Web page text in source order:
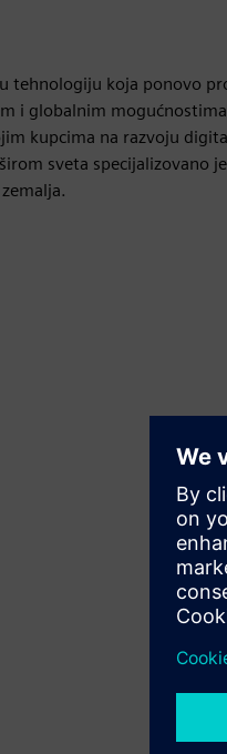
tehnologiju koja ponovo
i globalnim
kupcima na razvoju
sveta specijalizovano